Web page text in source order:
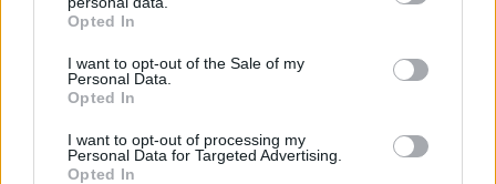
grant or deny consent to Google and its third-party tags to
use your data for below specified purposes in below Google
consent section.
Opted In
I want to opt-out of the Sale of my
Personal Data.
Opted In
I want to opt-out of processing my
Personal Data for Targeted Advertising.
Opted In
ΤΑ ΠΙΟ ΔΗΜΟΦΙΛΗ